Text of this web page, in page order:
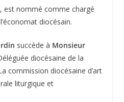
est nommé comme chargé
diocésain.
succède à Monsieur
diocésaine de la
commission diocésaine d’art
liturgique et